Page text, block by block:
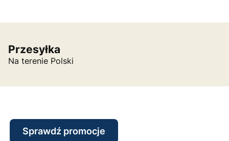
Przesyłka
Na terenie Polski
Sprawdź promocje